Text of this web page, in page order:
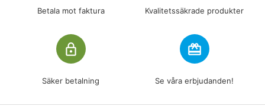
Betala mot faktura Kvalitetssäkrade produkter
lock_outline
Säker betalning
redeem
Se våra erbjudanden!